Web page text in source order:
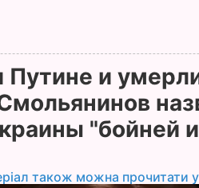
и
"бойней и
також можна прочитати